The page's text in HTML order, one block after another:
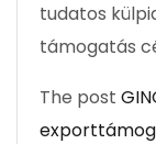
tudatos
támogatás
The post